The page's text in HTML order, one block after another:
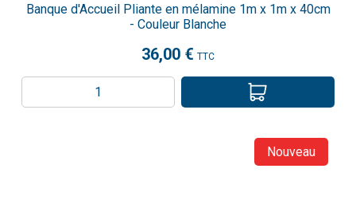
Banque d'Accueil Pliante en mélamine 1m x 1m x 40cm
- Couleur Blanche
36,00 € TTC
Nouveau